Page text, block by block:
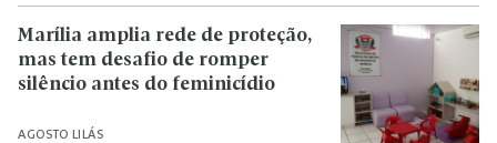
AGOSTO LILÁS
Marília amplia rede de proteção,
mas tem desafio de romper
silêncio antes do feminicídio